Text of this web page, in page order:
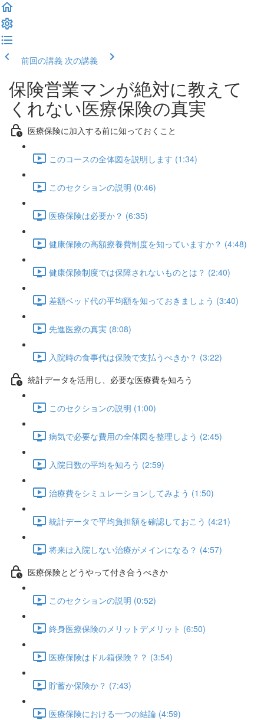
前回の講義 次の講義
保険営業マンが絶対に教えて
くれない医療保険の真実
医療保険に加入する前に知っておくこと
このコースの全体図を説明します (1:34)
このセクションの説明 (0:46)
医療保険は必要か？ (6:35)
健康保険の高額療養費制度を知っていますか？ (4:48)
健康保険制度では保障されないものとは？ (2:40)
差額ベッド代の平均額を知っておきましょう (3:40)
先進医療の真実 (8:08)
入院時の食事代は保険で支払うべきか？ (3:22)
統計データを活用し、必要な医療費を知ろう
このセクションの説明 (1:00)
病気で必要な費用の全体図を整理しよう (2:45)
入院日数の平均を知ろう (2:59)
治療費をシミュレーションしてみよう (1:50)
統計データで平均負担額を確認しておこう (4:21)
将来は入院しない治療がメインになる？ (4:57)
医療保険とどうやって付き合うべきか
このセクションの説明 (0:52)
終身医療保険のメリットデメリット (6:50)
医療保険はドル箱保険？？ (3:54)
貯蓄か保険か？ (7:43)
医療保険における一つの結論 (4:59)